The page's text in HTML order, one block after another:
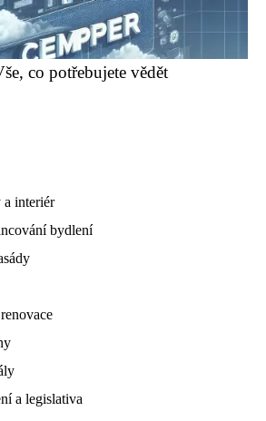
co potřebujete vědět
interiér
bydlení
a legislativa